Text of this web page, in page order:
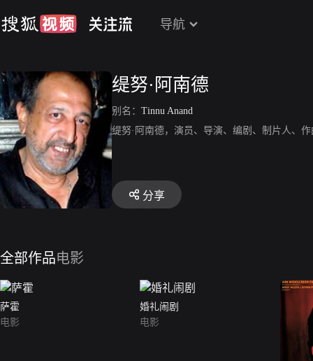
导航
缇努·阿南德
别名： Tinnu Anand
缇努·阿南德，演员、导演、编剧、制片人、
分享
全部作品电影
萨霍
电影
婚礼闹剧
电影